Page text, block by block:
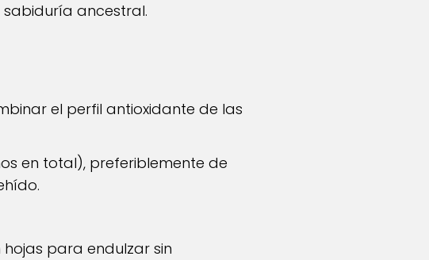
ancestral.
el perfil antioxidante de las
en total), preferiblemente de
para endulzar sin